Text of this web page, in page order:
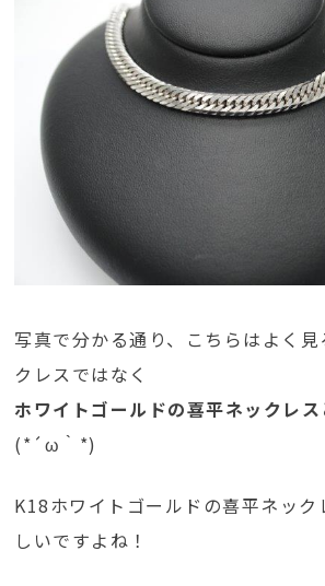
写真で分かる通り、こちらはよく
クレスではなく
ホワイトゴールドの喜平ネックレス
(*´ω｀*)
K18ホワイトゴールドの喜平ネック
しいですよね！